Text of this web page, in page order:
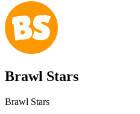
Brawl Stars
Brawl Stars